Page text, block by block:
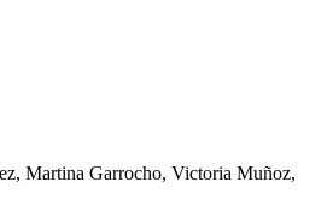
Martina Garrocho, Victoria Muñoz,